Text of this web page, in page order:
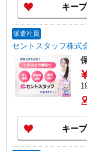
キープ
派遣社員
セントスタッフ株
キープ